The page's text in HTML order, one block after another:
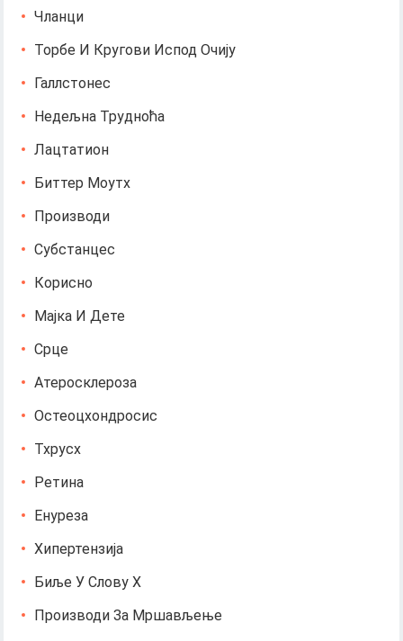
Чланци
Торбе И Кругови Испод Очију
Галлстонес
Недељна Трудноћа
Лацтатион
Биттер Моутх
Производи
Субстанцес
Корисно
Мајка И Дете
Срце
Атеросклероза
Остеоцхондросис
Тхрусх
Ретина
Енуреза
Хипертензија
Биље У Слову Х
Производи За Мршављење